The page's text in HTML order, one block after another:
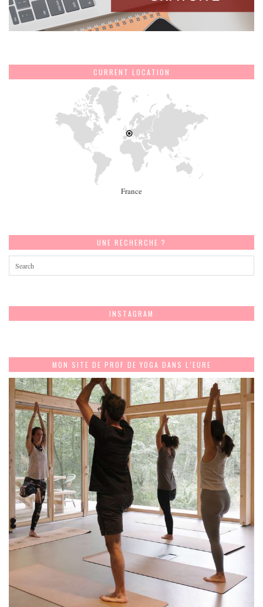
CURRENT LOCATION
France
UNE RECHERCHE ?
INSTAGRAM
MON SITE DE PROF DE YOGA DANS L’EURE